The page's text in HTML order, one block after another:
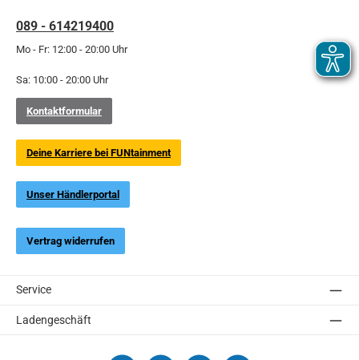
089 - 614219400
Mo - Fr: 12:00 - 20:00 Uhr
Sa: 10:00 - 20:00 Uhr
Kontaktformular
Deine Karriere bei FUNtainment
Unser Händlerportal
Vertrag widerrufen
Service
Ladengeschäft